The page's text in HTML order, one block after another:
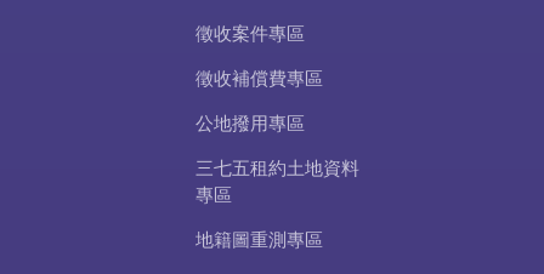
徵收案件專區
徵收補償費專區
公地撥用專區
三七五租約土地資料
專區
地籍圖重測專區